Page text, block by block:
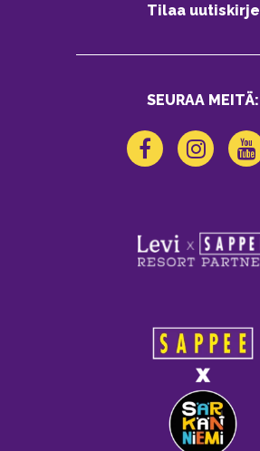
Tilaa uutiskirje
SEURAA MEITÄ: